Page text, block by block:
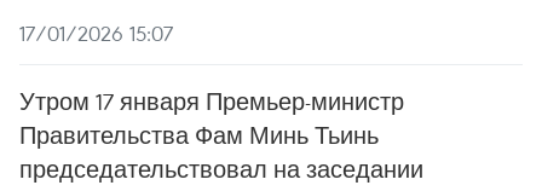
17/01/2026 15:07
Утром 17 января Премьер-министр
Правительства Фам Минь Тьинь
председательствовал на заседании